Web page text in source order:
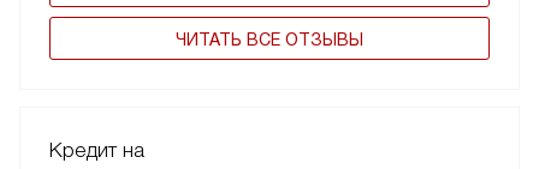
ЧИТАТЬ ВСЕ ОТЗЫВЫ
Кредит на